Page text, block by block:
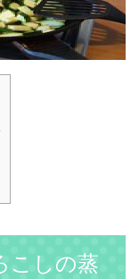
こしの蒸